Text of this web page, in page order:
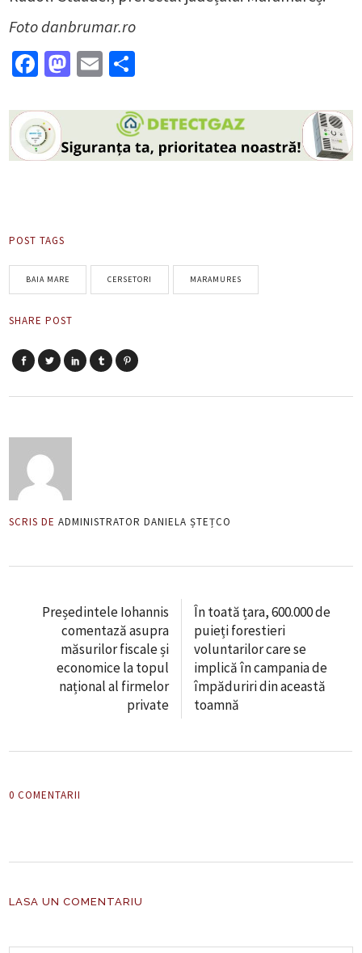
Foto danbrumar.ro
Facebook
Mastodon
Email
POST TAGS
BAIA MARE CERSETORI MARAMURES
SHARE POST
SCRIS DE ADMINISTRATOR DANIELA ȘTEȚCO
Președintele Iohannis
comentază asupra
măsurilor fiscale și
economice la topul
național al firmelor
private
În toată țara, 600.000 de
puieți forestieri
voluntarilor care se
implică în campania de
împăduriri din această
toamnă
0 COMENTARII
LASA UN COMENTARIU